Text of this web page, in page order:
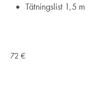
Tätningslist 1,5 m
72 €